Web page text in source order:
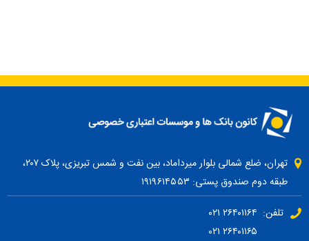
تهران، ضلع شمالی بلوار میرداماد، بین نفت و شمس تبریزی، پلاک ۲۰۷،
طبقه دوم صندوق پستی: ۱۹۱۹۶۱۴۵۵۳
تلفن: ۲۶۴۰۱۱۶۴ ۰۲۱